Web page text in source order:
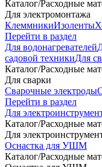
Каталог/Расходные
Для электромонтажа
КлеммникиИзоленты
Перейти в раздел
Для водонагревателей
садовой техникиДля
Каталог/Расходные
Для сварки
Сварочные электроды
Перейти в раздел
Для
Каталог/Расходные
Для
Оснастка для УШМ
Каталог/Расходные